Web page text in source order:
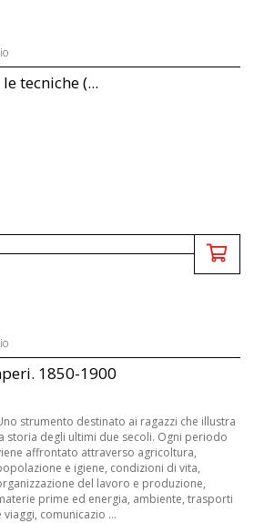
tecniche (...
1850-1900
strumento destinato ai ragazzi che illustra
storia degli ultimi due secoli. Ogni periodo
affrontato attraverso agricoltura,
e igiene, condizioni di vita,
del lavoro e produzione,
prime ed energia, ambiente, trasporti
viaggi, comunicazio ...